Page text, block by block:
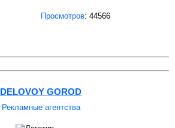
Просмотров: 44566
DELOVOY GOROD
Рекламные агентства